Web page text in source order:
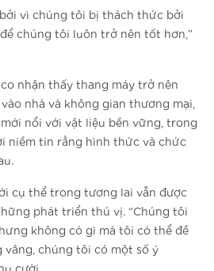
vì chúng tôi bị thách thức bởi
chúng tôi luôn trở nên tốt hơn,”
nhận thấy thang máy trở nên
nhà và không gian thương mại,
nổi với vật liệu bền vững, trong
niềm tin rằng hình thức và chức
cụ thể trong tương lai vẫn được
phát triển thú vị. “Chúng tôi
không có gì mà tôi có thể đề
vâng, chúng tôi có một số ý
cười.